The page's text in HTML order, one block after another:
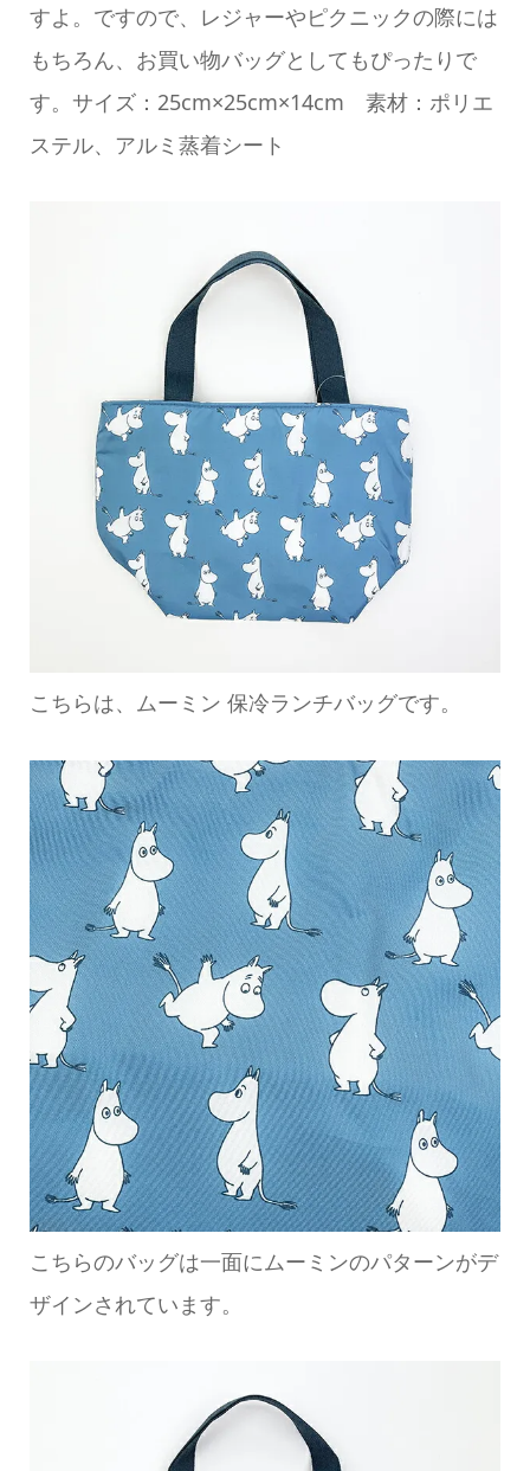
すよ。ですので、レジャーやピクニックの際には
もちろん、お買い物バッグとしてもぴったりで
す。サイズ：25cm×25cm×14cm 素材：ポリエ
ステル、アルミ蒸着シート
こちらは、ムーミン 保冷ランチバッグです。
こちらのバッグは一面にムーミンのパターンがデ
ザインされています。